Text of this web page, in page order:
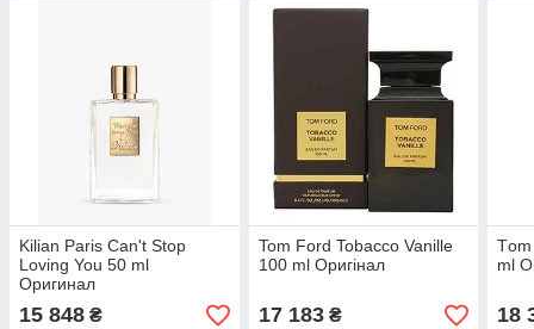
Kilian Paris Can't Stop
Loving You 50 ml
Оригинал
15 848 ₴
Tom Ford Tobacco Vanille
100 ml Оригінал
17 183₴
ml
18